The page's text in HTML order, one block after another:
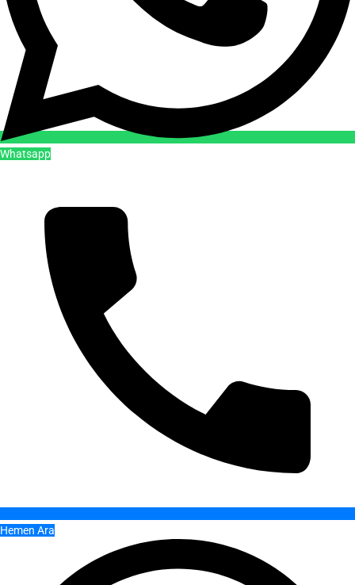
Whatsapp
Hemen Ara